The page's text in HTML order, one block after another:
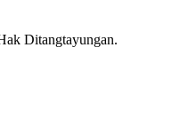
Ditangtayungan.